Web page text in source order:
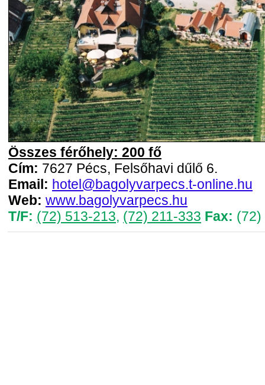
Összes férőhely: 200 fő
Cím: 7627 Pécs, Felsőhavi dűlő 6.
Email: hotel@bagolyvarpecs.t-online.hu
Web: www.bagolyvarpecs.hu
T/F: (72) 513-213, (72) 211-333 Fax: (72)